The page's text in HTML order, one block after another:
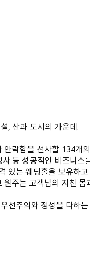
, 산과 도시의 가운데.
락함을 선사할 134개
등 성공적인 비즈니스
있는 웨딩홀을 보유하
주는 고객님의 지친
선주의와 정성을 다하